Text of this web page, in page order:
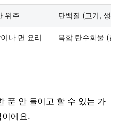
위주 단백질 (고기, 생선,
나 면 요리 복합 탄수화물 (현미
푼 안 들이고 할 수 있는 가
이에요.